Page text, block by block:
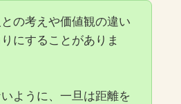
の考えや価値観の違い
にすることがありま
ように、一旦は距離を